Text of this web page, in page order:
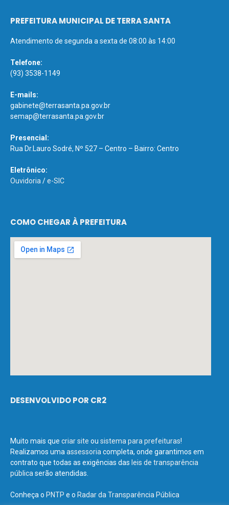
PREFEITURA MUNICIPAL DE TERRA SANTA
Atendimento de segunda a sexta de 08:00 às 14:00
Telefone:
(93) 3538-1149
E-mails:
gabinete@terrasanta.pa.gov.br
semap@terrasanta.pa.gov.br
Presencial:
Rua Dr.Lauro Sodré, Nº 527 – Centro – Bairro: Centro
Eletrônico:
Ouvidoria /e-SIC
COMO CHEGAR À PREFEITURA
DESENVOLVIDO POR CR2
Muito mais que criar site ou sistema para prefeituras!
Realizamos uma assessoria completa, onde garantimos em
contrato que todas as exigências das leis de transparência
pública serão atendidas.
Conheça o PNTP e o Radar da Transparência Pública